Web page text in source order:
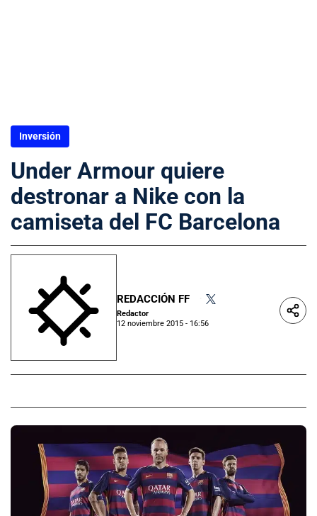
Inversión
Under Armour quiere
destronar a Nike con la
camiseta del FC Barcelona
REDACCIÓN FF
Redactor
12 noviembre 2015 - 16:56